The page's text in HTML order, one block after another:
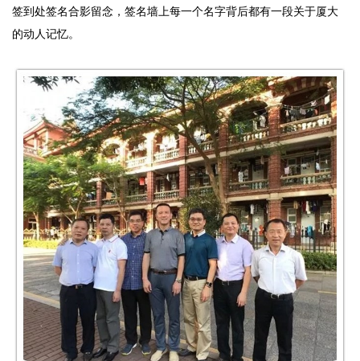
签到处签名合影留念，签名墙上每一个名字背后都有一段关于厦大
的动人记忆。